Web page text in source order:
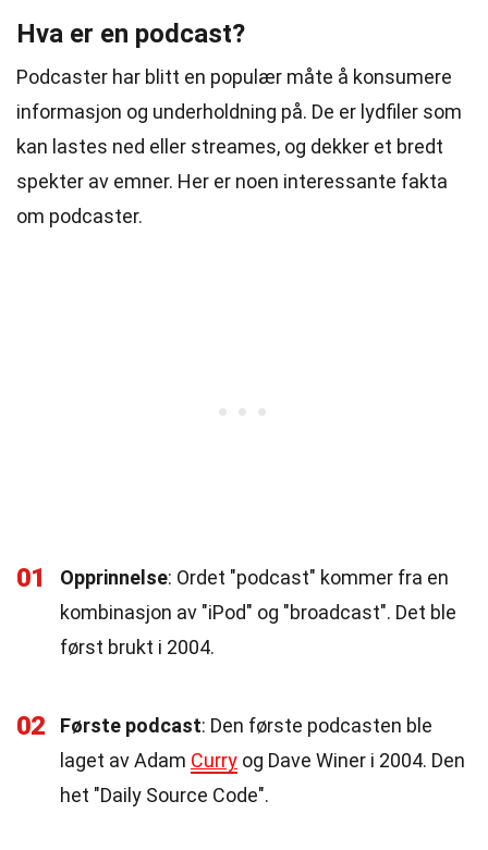
Hva er en podcast?
Podcaster har blitt en populær måte å konsumere
informasjon og underholdning på. De er lydfiler som
kan lastes ned eller streames, og dekker et bredt
spekter av emner. Her er noen interessante fakta
om podcaster.
01 Opprinnelse: Ordet "podcast" kommer fra en
kombinasjon av "iPod" og "broadcast". Det ble
først brukt i 2004.
02 Første podcast: Den første podcasten ble
laget av Adam Curry og Dave Winer i 2004. Den
het "Daily Source Code".